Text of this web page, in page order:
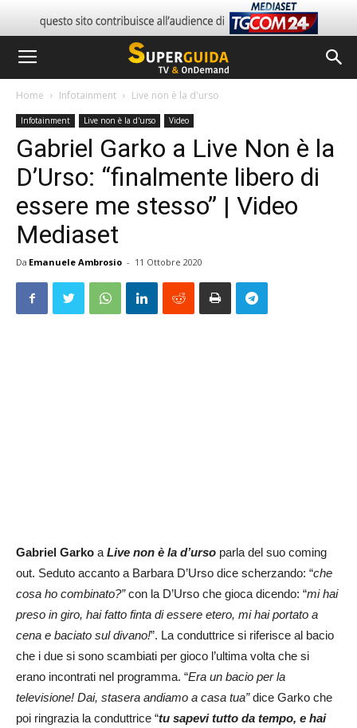
Home Infotainment Live non è la d'urso
Infotainment Live non è la d'urso Video
Gabriel Garko a Live Non è la
D’Urso: “finalmente libero di
essere me stesso” | Video
Mediaset
Da Emanuele Ambrosio - 11 Ottobre 2020
Gabriel Garko aLive non è la d’urso parla del suo coming
out. Seduto accanto a Barbara D’Urso dice scherzando: “che
cosa ho combinato?”con la D’Urso che gioca dicendo: “mihai
preso in giro, hai fatto finta di essere etero, mi hai portato a
cena e baciato sul divano!”. La conduttrice si riferisce al bacio
che i due si sono scambiati per gioco l’ultima volta che si
erano incontrati nel programma. “Era un bacio per la
televisione! Dai, stasera andiamo a casa tua”dice Garko che
poi ringrazia la conduttrice “tu sapevi tutto da tempo, e hai